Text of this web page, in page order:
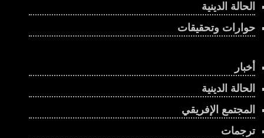
الحالة الدينية
حوارات وتحقيقات
أخبار
الحالة الدينية
المجتمع الإفريقي
ترجمات